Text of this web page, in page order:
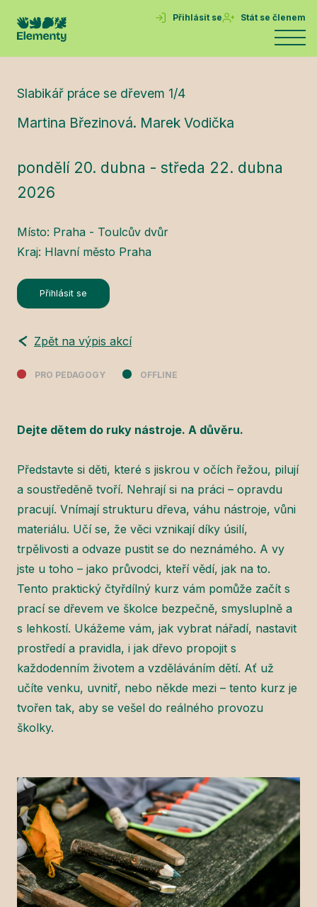
Přihlásit se Stát se členem
Slabikář práce se dřevem 1/4
Martina Březinová. Marek Vodička
pondělí 20. dubna - středa 22. dubna
2026
Místo: Praha - Toulcův dvůr
Kraj: Hlavní město Praha
Přihlásit se
Zpět na výpis akcí
PRO PEDAGOGY OFFLINE
Dejte dětem do ruky nástroje. A důvěru.
Představte si děti, které s jiskrou v očích řežou, pilují
a soustředěně tvoří. Nehrají si na práci – opravdu
pracují. Vnímají strukturu dřeva, váhu nástroje, vůni
materiálu. Učí se, že věci vznikají díky úsilí,
trpělivosti a odvaze pustit se do neznámého. A vy
jste u toho – jako průvodci, kteří vědí, jak na to.
Tento praktický čtyřdílný kurz vám pomůže začít s
prací se dřevem ve školce bezpečně, smysluplně a
s lehkostí. Ukážeme vám, jak vybrat nářadí, nastavit
prostředí a pravidla, i jak dřevo propojit s
každodenním životem a vzděláváním dětí. Ať už
učíte venku, uvnitř, nebo někde mezi – tento kurz je
tvořen tak, aby se vešel do reálného provozu
školky.